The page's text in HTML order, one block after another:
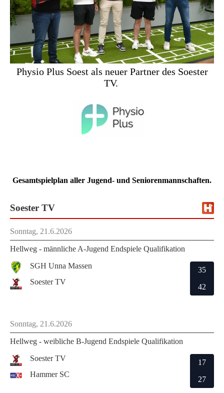
Physio Plus Soest als neuer Partner des Soester
TV.
Gesamtspielplan aller Jugend- und Seniorenmannschaften.